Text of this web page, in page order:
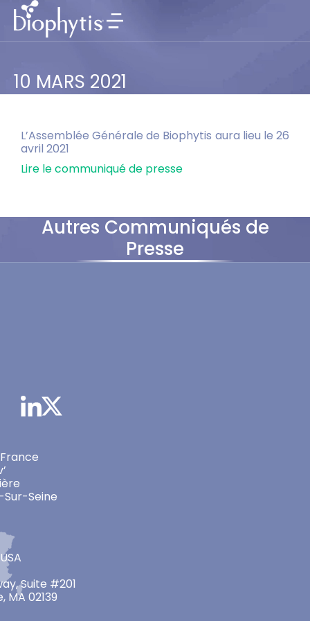
10 MARS 2021
L’Assemblée Générale de Biophytis aura lieu le 26
avril 2021
Lire le communiqué de presse
Autres Communiqués de
Presse
France
Seine
Suite #201
MA 02139